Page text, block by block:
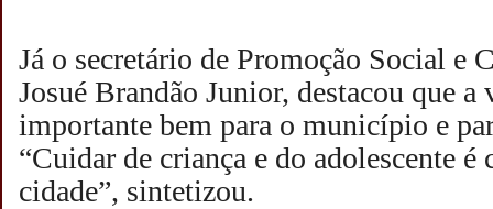
Já o secretário de Promoção Social e
Josué Brandão Junior, destacou que a
importante bem para o município e
“Cuidar de criança e do adolescente é
cidade”, sintetizou.